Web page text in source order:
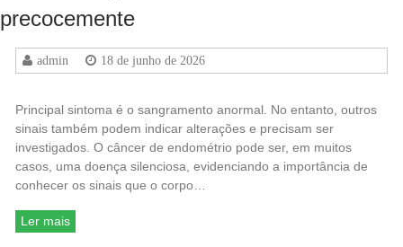
precocemente
admin 18 de junho de 2026
Principal sintoma é o sangramento anormal. No entanto, outros
sinais também podem indicar alterações e precisam ser
investigados. O câncer de endométrio pode ser, em muitos
casos, uma doença silenciosa, evidenciando a importância de
conhecer os sinais que o corpo…
Ler mais